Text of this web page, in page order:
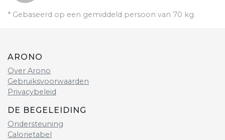
* Gebaseerd op een gemiddeld persoon van 70 kg.
ARONO
Over Arono
Gebruiksvoorwaarden
Privacybeleid
DE BEGELEIDING
Ondersteuning
Calorietabel